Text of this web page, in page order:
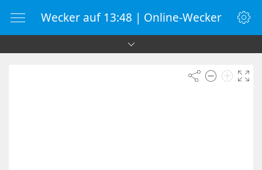
Wecker auf 13:48 | Online-Wecker